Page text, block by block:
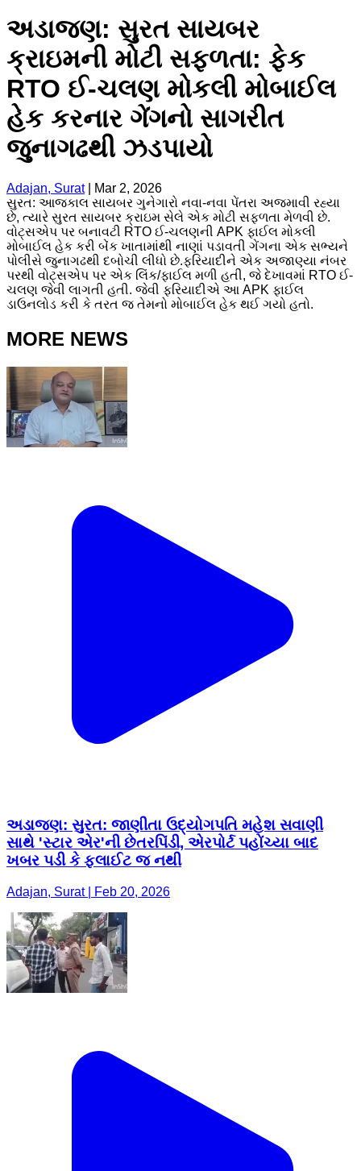
અડાજણ: સુરત સાયબર
ક્રાઇમની મોટી સફળતા: ફેક
RTO ઈ-ચલણ મોકલી મોબાઈલ
હેક કરનાર ગેંગનો સાગરીત
જુનાગઢથી ઝડપાયો
Adajan, Surat|
Mar 2, 2026
​સુરત: આજકાલ સાયબર ગુનેગારો નવા-નવા પેંતરા અજમાવી રહ્યા
છે, ત્યારે સુરત સાયબર ક્રાઇમ સેલે એક મોટી સફળતા મેળવી છે.
વોટ્સએપ પર બનાવટી RTO ઈ-ચલણની APK ફાઈલ મોકલી
મોબાઈલ હેક કરી બેંક ખાતામાંથી નાણાં પડાવતી ગેંગના એક સભ્યને
પોલીસે જુનાગઢથી દબોચી લીધો છે.​ફરિયાદીને એક અજાણ્યા નંબર
પરથી વોટ્સએપ પર એક લિંક/ફાઈલ મળી હતી, જે દેખાવમાં RTO ઈ-
ચલણ જેવી લાગતી હતી. જેવી ફરિયાદીએ આ APK ફાઈલ
ડાઉનલોડ કરી કે તરત જ તેમનો મોબાઈલ હેક થઈ ગયો હતો.
MORE NEWS
અડાજણ: ​સુરત: જાણીતા ઉદ્યોગપતિ મહેશ સવાણી
સાથે 'સ્ટાર એર'ની છેતરપિંડી, એરપોર્ટ પહોંચ્યા બાદ
ખબર પડી કે ફ્લાઈટ જ નથી
Adajan, Surat | Feb 20, 2026